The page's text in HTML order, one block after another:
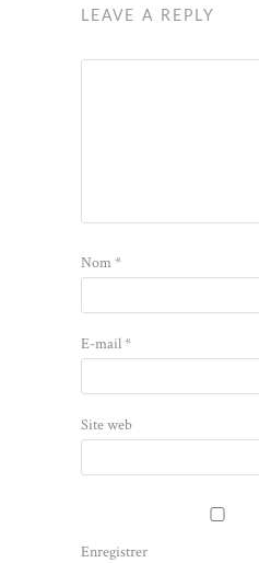
LEAVE A REPLY
Nom*
E-mail*
Site web
Enregistrer